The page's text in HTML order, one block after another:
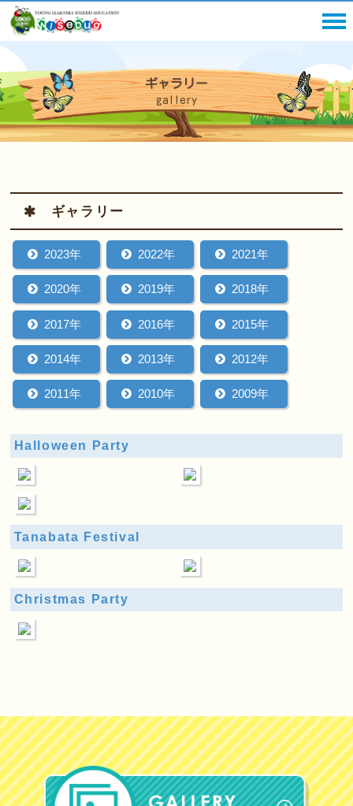
ギャラリー
gallery
ギャラリー
2023年 2022年 2021年
2020年 2019年 2018年
2017年 2016年 2015年
2014年 2013年 2012年
2011年 2010年 2009年
Halloween Party
Tanabata Festival
Christmas Party